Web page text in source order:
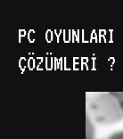
PC
ÇÖZÜMLERI ?